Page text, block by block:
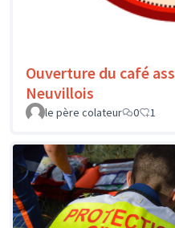
Ouverture du café
Neuvillois
le père colateur
0 1